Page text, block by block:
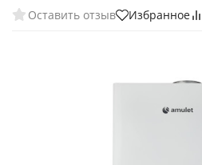
Оставить отзыв Избранное